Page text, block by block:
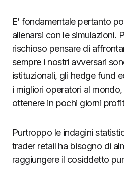
E’ fondamentale pertanto
allenarsi con le simulazioni.
rischioso pensare di
sempre i nostri avversari
istituzionali, gli hedge fund
i migliori operatori al
ottenere in pochi giorni
Purtroppo le indagini
trader retail ha bisogno di
raggiungere il cosiddetto